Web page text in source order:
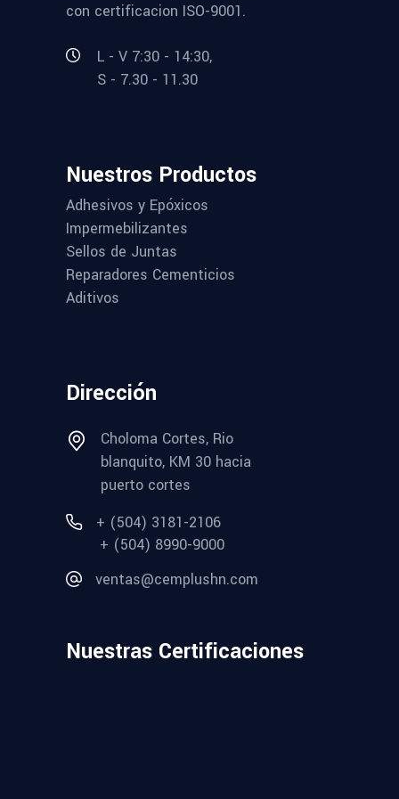
con certificacion ISO-9001.
L - V 7:30 - 14:30,
S - 7.30 - 11.30
Nuestros Productos
Adhesivos y Epóxicos
Impermebilizantes
Sellos de Juntas
Reparadores Cementicios
Aditivos
Dirección
Choloma Cortes, Rio
blanquito, KM 30 hacia
puerto cortes
+ (504) 3181-2106
+ (504) 8990-9000
ventas@cemplushn.com
Nuestras Certificaciones